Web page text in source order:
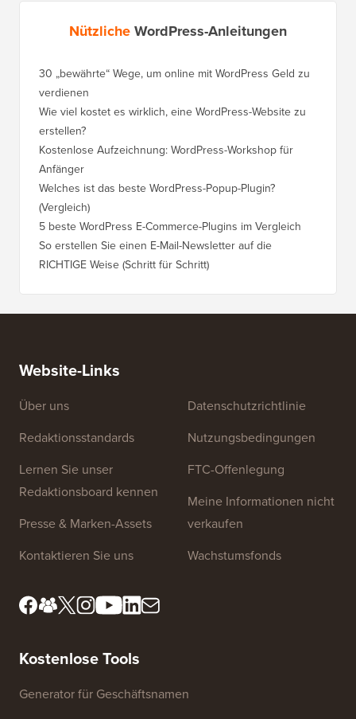
NützlicheWordPress-Anleitungen
30 „bewährte“ Wege, um online mit WordPress Geld zu
verdienen
Wie viel kostet es wirklich, eine WordPress-Website zu
erstellen?
Kostenlose Aufzeichnung: WordPress-Workshop für
Anfänger
Welches ist das beste WordPress-Popup-Plugin?
5 beste WordPress E-Commerce-Plugins im Vergleich So
Website-Links
Über uns
Redaktionsstandards
Lernen Sie unser
Redaktionsboard kennen
Presse & Marken-Assets
Datenschutzrichtlinie
Nutzungsbedingungen